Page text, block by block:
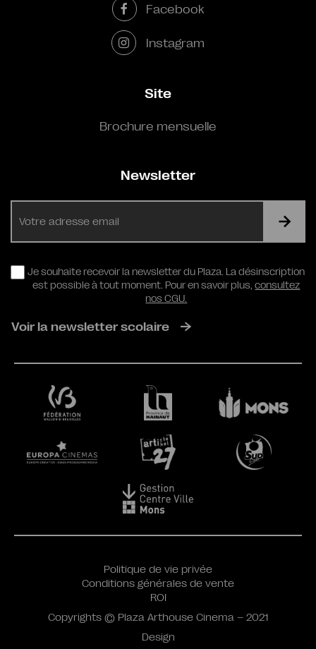
Facebook
Instagram
Site
Brochure mensuelle
Newsletter
RGPD
Je souhaite recevoir la newsletter du Plaza. La désinscription
est possible à tout moment. Pour en savoir plus,consultez
nos CGU.
Voir la newsletter scolaire
Design
Politique de vie privée
Conditions générales de vente
ROI
Copyrights © Plaza Arthouse Cinema – 2021